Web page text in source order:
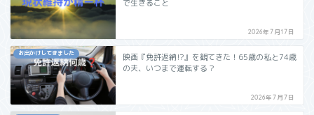
で生きること
2026年7月17日
お出かけしてきました
映画『免許返納⁉︎』を観てきた！65歳の私と74歳
の夫、いつまで運転する？
2026年7月7日